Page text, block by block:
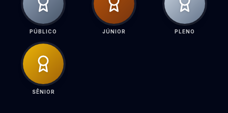
PÚBLICO JÚNIOR PLENO
SÊNIOR